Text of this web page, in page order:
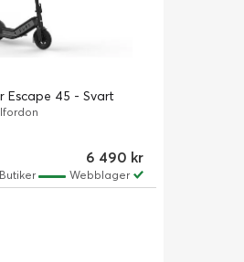
Escape 45 - Svart
6 490 kr
Webblager
Butiker